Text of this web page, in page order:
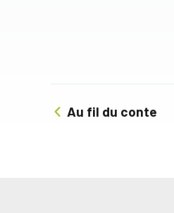
Au fil du conte